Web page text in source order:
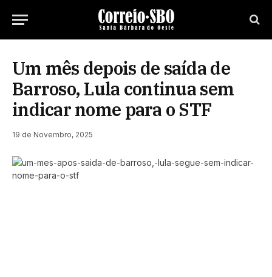
Um mês depois de saída de
Barroso, Lula continua sem
indicar nome para o STF
19 de Novembro, 2025